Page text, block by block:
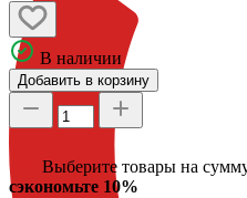
В наличии
Добавить в корзину
Выберите товары на
сэкономьте 10%